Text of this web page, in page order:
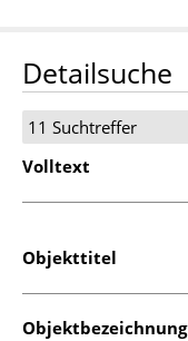
Detailsuche
11 Suchtreffer
Volltext
Objekttitel
Objektbezeichnung